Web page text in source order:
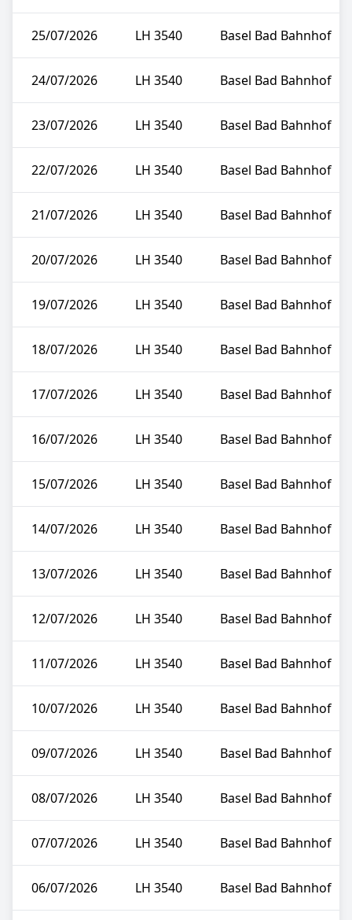
25/07/2026 LH 3540 Basel Bad Bahnhof
24/07/2026 LH 3540 Basel Bad Bahnhof
23/07/2026 LH 3540 Basel Bad Bahnhof
22/07/2026 LH 3540 Basel Bad Bahnhof
21/07/2026 LH 3540 Basel Bad Bahnhof
20/07/2026 LH 3540 Basel Bad Bahnhof
19/07/2026 LH 3540 Basel Bad Bahnhof
18/07/2026 LH 3540 Basel Bad Bahnhof
17/07/2026 LH 3540 Basel Bad Bahnhof
16/07/2026 LH 3540 Basel Bad Bahnhof
15/07/2026 LH 3540 Basel Bad Bahnhof
14/07/2026 LH 3540 Basel Bad Bahnhof
13/07/2026 LH 3540 Basel Bad Bahnhof
12/07/2026 LH 3540 Basel Bad Bahnhof
11/07/2026 LH 3540 Basel Bad Bahnhof
10/07/2026 LH 3540 Basel Bad Bahnhof
09/07/2026 LH 3540 Basel Bad Bahnhof
08/07/2026 LH 3540 Basel Bad Bahnhof
07/07/2026 LH 3540 Basel Bad Bahnhof
06/07/2026 LH 3540 Basel Bad Bahnhof